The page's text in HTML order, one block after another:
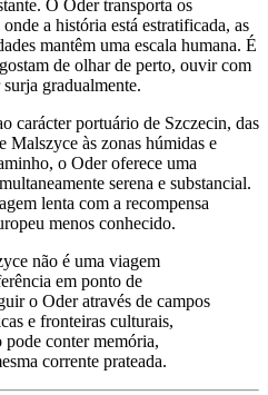
O Oder transporta os
a história está estratificada, as
mantêm uma escala humana. É
de olhar de perto, ouvir com
gradualmente.
carácter portuário de Szczecin, das
Malszyce às zonas húmidas e
o Oder oferece uma
serena e substancial.
lenta com a recompensa
menos conhecido.
não é uma viagem
em ponto de
o Oder através de campos
e fronteiras culturais,
conter memória,
corrente prateada.